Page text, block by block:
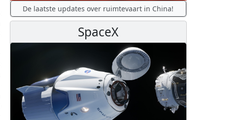
De laatste updates over ruimtevaart in China!
SpaceX